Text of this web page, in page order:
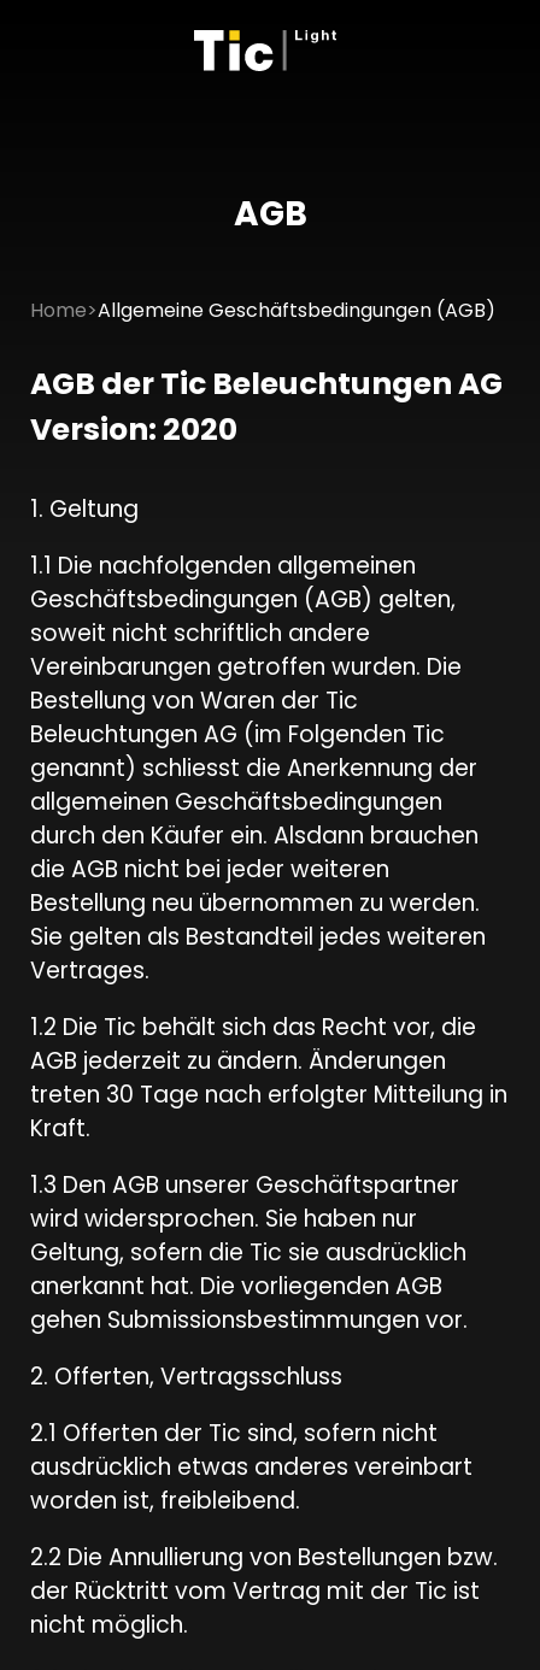
AGB
Home>Allgemeine Geschäftsbedingungen (AGB)
AGB der Tic Beleuchtungen AG
Version: 2020
1. Geltung
1.1 Die nachfolgenden allgemeinen
Geschäftsbedingungen (AGB) gelten,
soweit nicht schriftlich andere
Vereinbarungen getroffen wurden. Die
Bestellung von Waren der Tic
Beleuchtungen AG (im Folgenden Tic
genannt) schliesst die Anerkennung der
allgemeinen Geschäftsbedingungen
durch den Käufer ein. Alsdann brauchen
die AGB nicht bei jeder weiteren
Bestellung neu übernommen zu werden.
Sie gelten als Bestandteil jedes weiteren
Vertrages.
1.2 Die Tic behält sich das Recht vor, die
AGB jederzeit zu ändern. Änderungen
treten 30 Tage nach erfolgter Mitteilung in
Kraft.
1.3 Den AGB unserer Geschäftspartner
wird widersprochen. Sie haben nur
Geltung, sofern die Tic sie ausdrücklich
anerkannt hat. Die vorliegenden AGB
gehen Submissionsbestimmungen vor.
2. Offerten, Vertragsschluss
2.1 Offerten der Tic sind, sofern nicht
ausdrücklich etwas anderes vereinbart
worden ist, freibleibend.
2.2 Die Annullierung von Bestellungen bzw.
der Rücktritt vom Vertrag mit der Tic ist
nicht möglich.